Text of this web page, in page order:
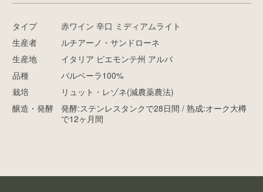
タイプ
赤ワイン 辛口 ミディアムライト
生産者
ルチアーノ・サンドローネ
生産地
イタリア ピエモンテ州 アルバ
品種
バルベーラ100%
栽培
リュット・レゾネ(減農薬農法)
醸造・発酵
発酵:ステンレスタンクで28日間 / 熟成:オーク大樽
で12ヶ月間